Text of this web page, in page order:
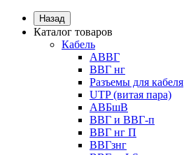
Назад
Каталог товаров
Кабель
АВВГ
ВВГ нг
Разъемы для кабеля
UTP (витая пара)
АВБшВ
ВВГ и ВВГ-п
ВВГ нг П
ВВГзнг